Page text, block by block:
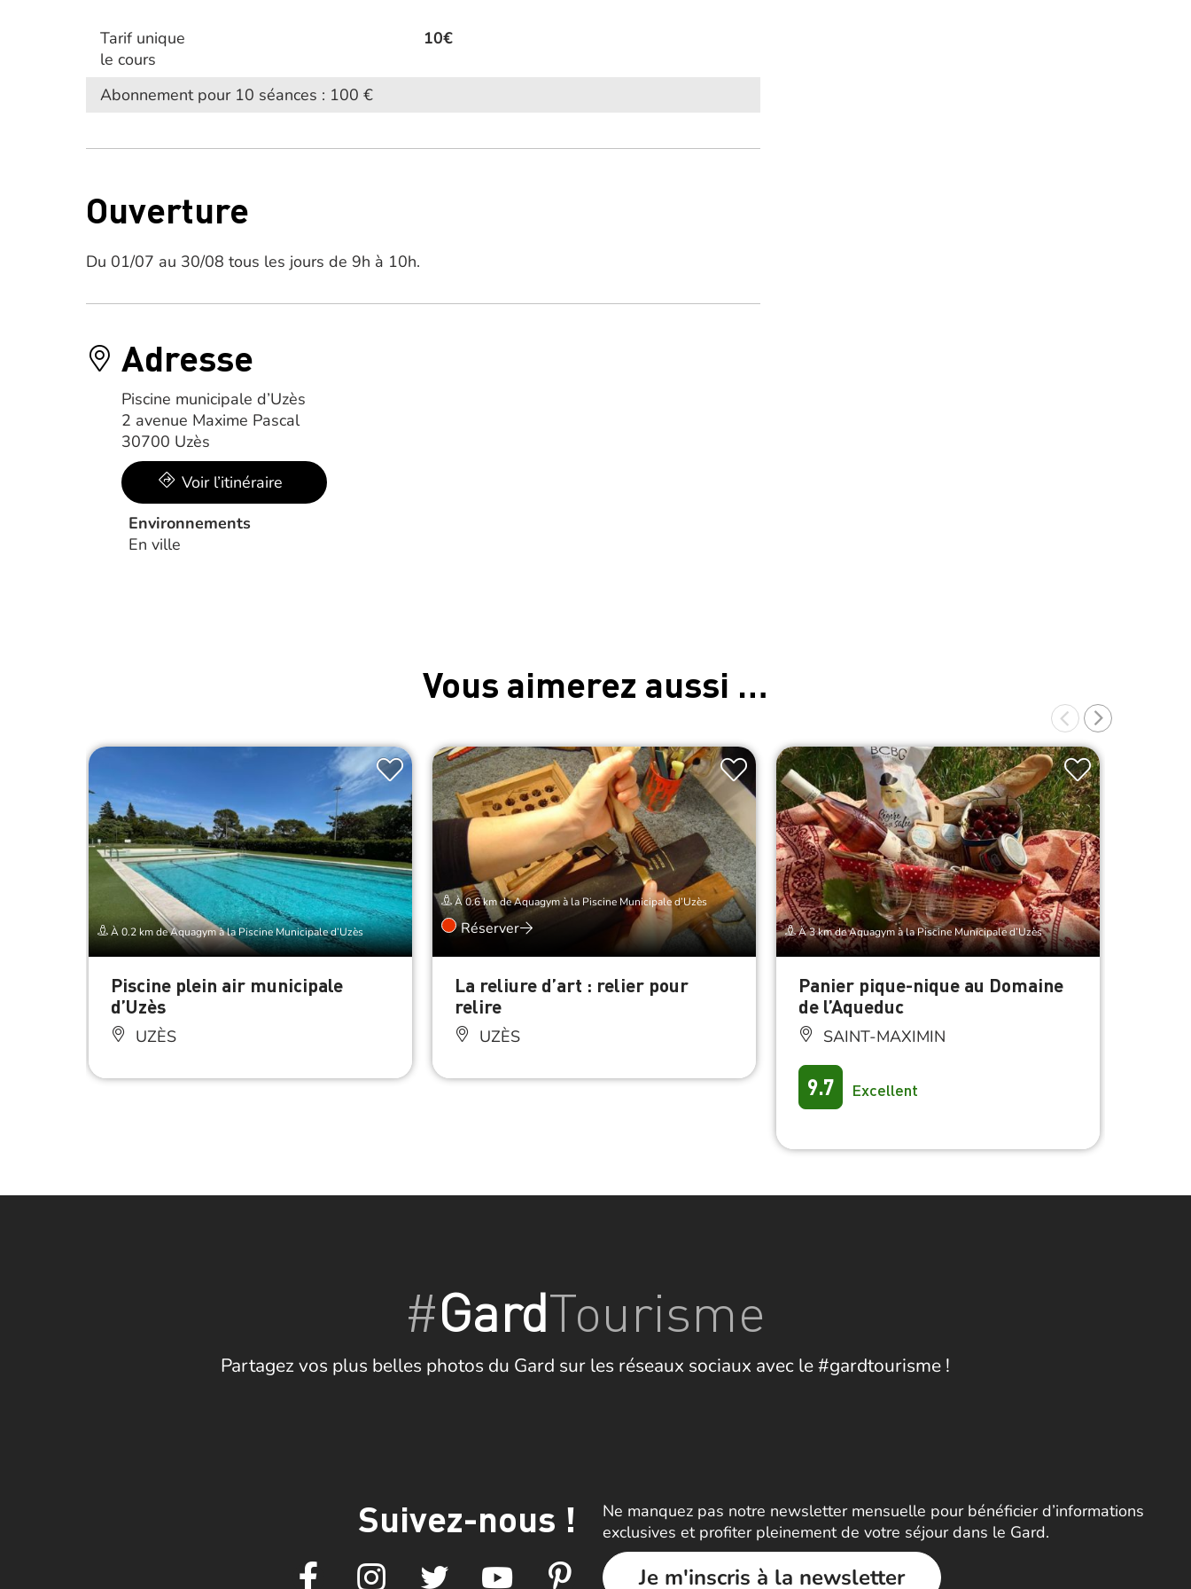
Tarif unique
10€
le cours
Abonnement pour 10 séances : 100 €
Ouverture
Du 01/07 au 30/08 tous les jours de 9h à 10h.
Adresse
Piscine municipale d’Uzès
2 avenue Maxime Pascal
30700 Uzès
Voir l’itinéraire
Environnements
En ville
Vous aimerez aussi …
À 0.2 km de Aquagym à la Piscine Municipale d’Uzès
Piscine plein air municipale
d’Uzès
UZÈS
À 0.6 km de Aquagym à la Piscine Municipale d’Uzès
Réserver
La reliure d’art : relier pour
relire
UZÈS
À 3 km de Aquagym à la Piscine Municipale d’Uzès
Panier pique-nique au Domaine
de l’Aqueduc
SAINT-MAXIMIN
9.7 Excellent
#GardTourisme
Partagez vos plus belles photos du Gard sur les réseaux sociaux avec le #gardtourisme !
Suivez-nous !
Ne manquez pas notre newsletter mensuelle pour bénéficier d’informations
exclusives et profiter pleinement de votre séjour dans le Gard.
Je m'inscris à la newsletter